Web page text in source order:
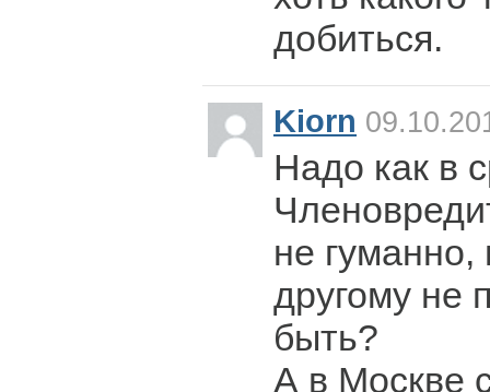
добиться.
Kiorn
Надо как в
не гуманно,
другому не
быть?
А в Москве